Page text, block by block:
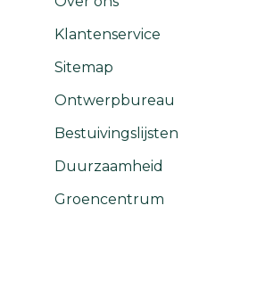
Klantenservice
Sitemap
Ontwerpbureau
Bestuivingslijsten
Duurzaamheid
Groencentrum